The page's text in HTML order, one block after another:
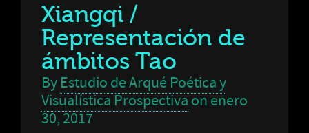
Xiangqi /
Representación de
ámbitos Tao
By Estudio de Arqué Poética y
Visualística Prospectivaonenero
30, 2017